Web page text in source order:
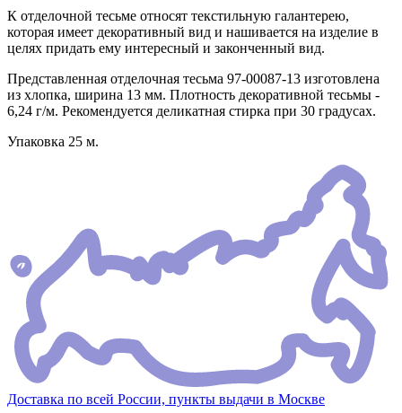
К отделочной тесьме относят текстильную галантерею,
которая имеет декоративный вид и нашивается на изделие в
целях придать ему интересный и законченный вид.
Представленная отделочная тесьма 97-00087-13 изготовлена
из хлопка, ширина 13 мм. Плотность декоративной тесьмы -
6,24 г/м. Рекомендуется деликатная стирка при 30 градусах.
Упаковка 25 м.
Доставка по всей России, пункты выдачи в Москве